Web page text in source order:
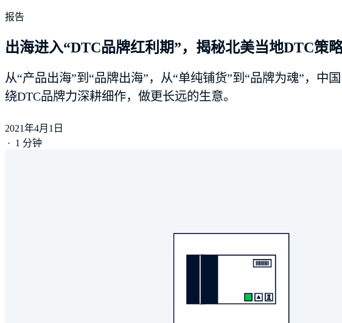
报告
出海进入“DTC品牌红利期”，揭秘北美当地DTC策略
从“产品出海”到“品牌出海”，从“单纯铺货”到“品牌为魂”，
绕DTC品牌力深耕细作，做更长远的生意。
2021年4月1日
· 1 分钟